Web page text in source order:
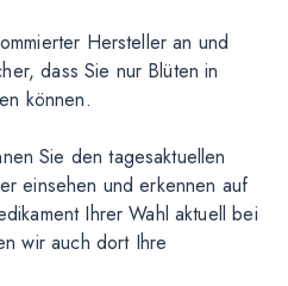
Hersteller an und
dass Sie nur Blüten in
können.
Sie den tagesaktuellen
einsehen und erkennen auf
Ihrer Wahl aktuell bei
wir auch dort Ihre